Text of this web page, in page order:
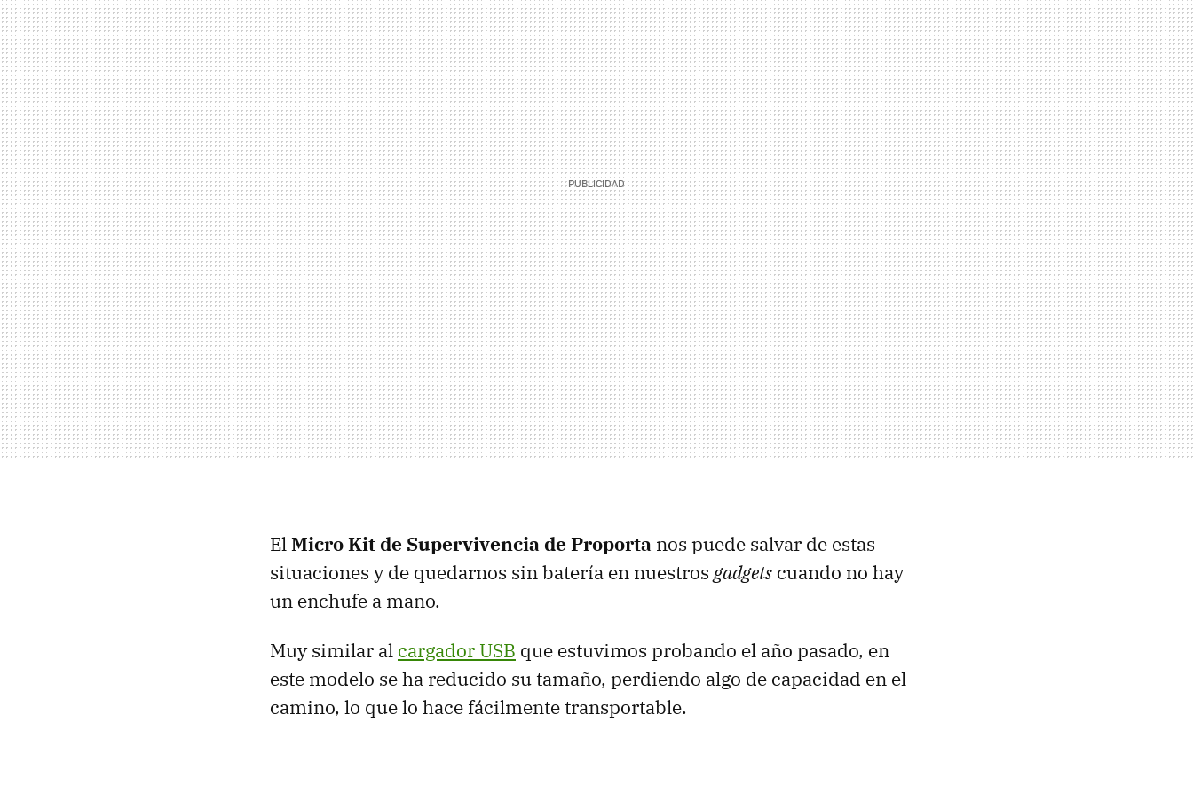
ElMicro Kit de Supervivencia de Proporta nos puede salvar de estas
situaciones y de quedarnos sin batería en nuestros gadgets cuando no hay
un enchufe a mano.
Muy similar al cargador USB que estuvimos probando el año pasado, en
este modelo se ha reducido su tamaño, perdiendo algo de capacidad en el
camino, lo que lo hace fácilmente transportable.